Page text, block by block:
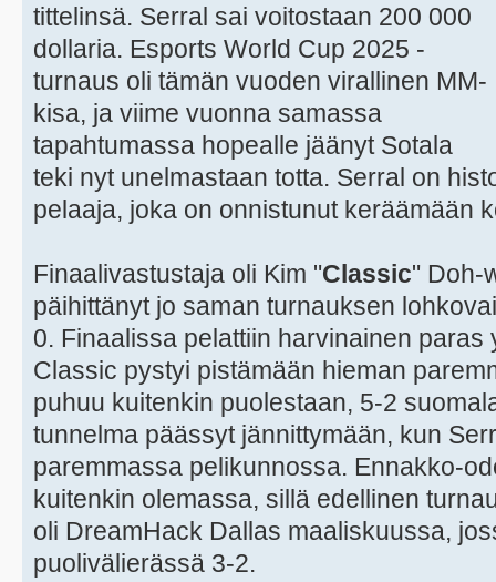
tittelinsä. Serral sai voitostaan 200 000
dollaria. Esports World Cup 2025 -
turnaus oli tämän vuoden virallinen MM-
kisa, ja viime vuonna samassa
tapahtumassa hopealle jäänyt Sotala
teki nyt unelmastaan totta. Serral on
pelaaja, joka on onnistunut keräämään
Finaalivastustaja oli Kim "Classic" Doh-
päihittänyt jo saman turnauksen
0. Finaalissa pelattiin harvinainen
Classic pystyi pistämään hieman
puhuu kuitenkin puolestaan, 5-2
tunnelma päässyt jännittymään, kun
paremmassa pelikunnossa. Ennakko-
kuitenkin olemassa, sillä edellinen
oli DreamHack Dallas maaliskuussa,
puolivälierässä 3-2.